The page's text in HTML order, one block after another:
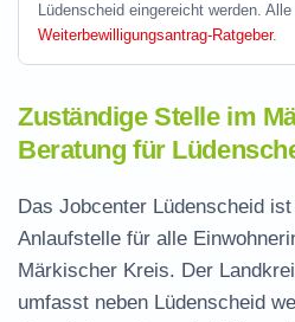
Lüdenscheid eingereicht werden.
Weiterbewilligungsantrag-Ratgeber.
Zuständige Stelle im
Beratung für
Das Jobcenter Lüdenscheid
Anlaufstelle für alle
Märkischer Kreis. Der
umfasst neben Lüdenscheid